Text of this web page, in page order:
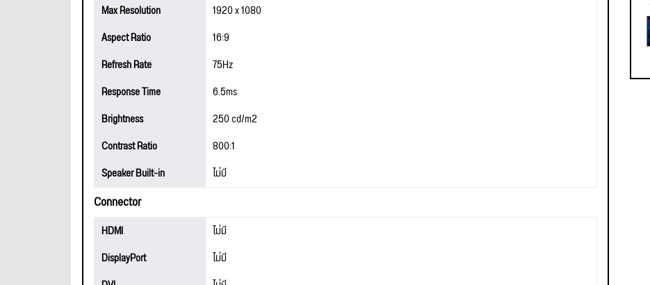
Max Resolution
1920 x 1080
Aspect Ratio
16:9
Refresh Rate
75Hz
Response Time
6.5ms
Brightness
250 cd/m2
Contrast Ratio
800:1
Speaker Built-in
ไม่มี
Connector
HDMI
ไม่มี
DisplayPort
ไม่มี